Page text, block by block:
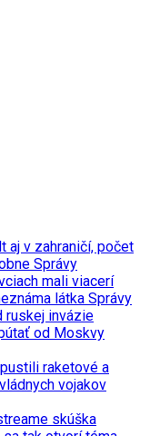
aj v zahraničí, počet
Správy
mali viacerí
látka Správy
ruskej invázie
od Moskvy
raketové a
vojakov
skúška